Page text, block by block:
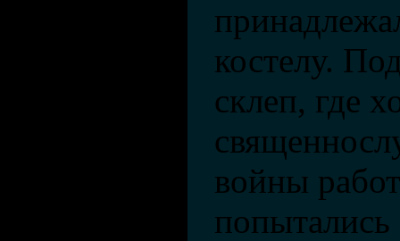
костелу.
склеп, где
войны
попытались